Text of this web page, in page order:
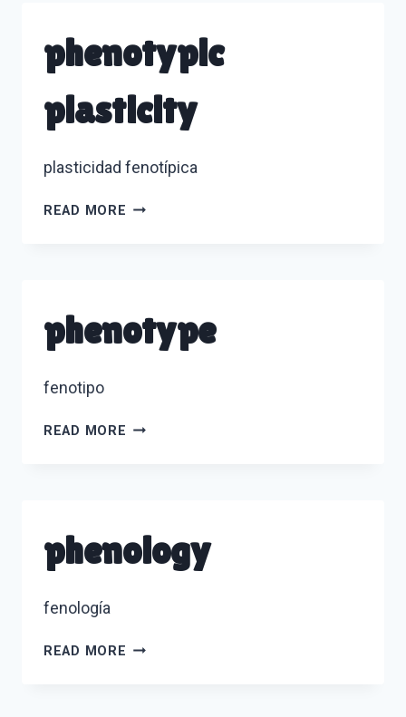
phenotypic
plasticity
plasticidad fenotípica
READ MORE PHENOTYPIC
phenotype
fenotipo
READ MORE PHENOTYPE
phenology
fenología
READ MORE PHENOLOGY